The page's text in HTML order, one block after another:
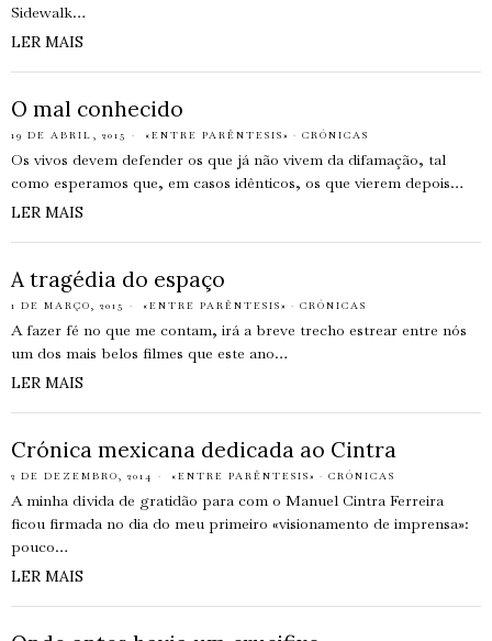
Sidewalk…
LER MAIS
O mal conhecido
19 DE ABRIL, 2015 «ENTRE PARÊNTESIS» · CRÓNICAS
Os vivos devem defender os que já não vivem da difamação, tal
como esperamos que, em casos idênticos, os que vierem depois…
LER MAIS
A tragédia do espaço
1 DE MARÇO, 2015 «ENTRE PARÊNTESIS» · CRÓNICAS
A fazer fé no que me contam, irá a breve trecho estrear entre nós
um dos mais belos filmes que este ano…
LER MAIS
Crónica mexicana dedicada ao Cintra
2 DE DEZEMBRO, 2014 «ENTRE PARÊNTESIS» · CRÓNICAS
A minha dívida de gratidão para com o Manuel Cintra Ferreira
ficou firmada no dia do meu primeiro «visionamento de imprensa»:
pouco…
LER MAIS